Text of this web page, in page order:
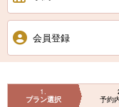
会員登録
1
プラン選択 予約